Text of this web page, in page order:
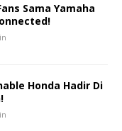
Sama Yamaha
Honda Hadir Di